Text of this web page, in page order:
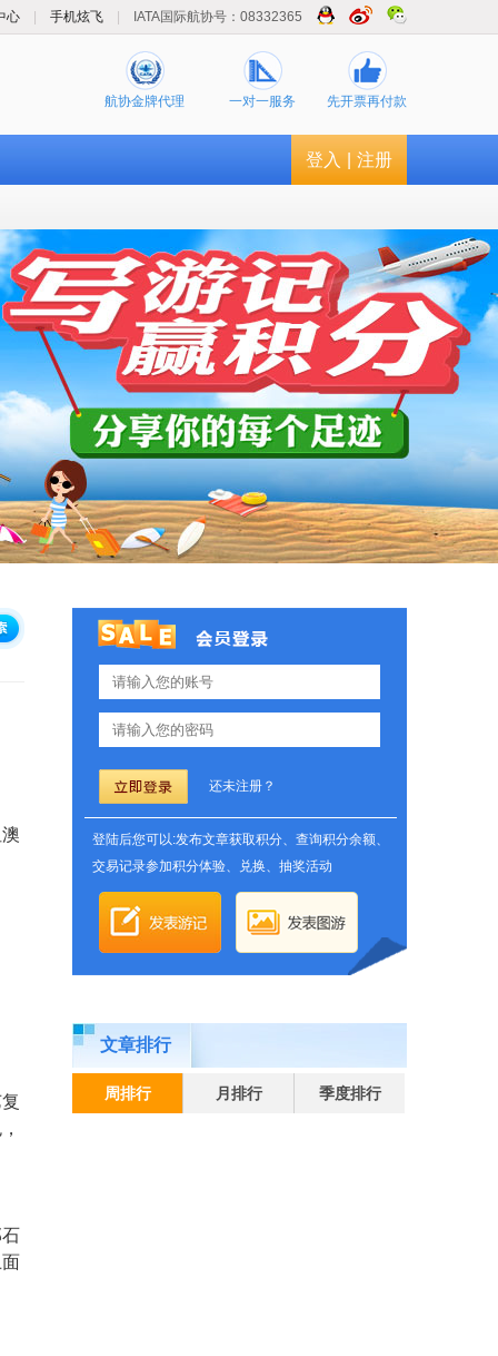
心 手机炫飞 IATA国际航协号：08332365
航协金牌代理 一对一服务 先开票再付款
登入 注册
还未注册？
登陆后您可以:发布文章获取积分、查询积分余额、
交易记录参加积分体验、兑换、抽奖活动
文章排行
周排行 月排行 季度排行